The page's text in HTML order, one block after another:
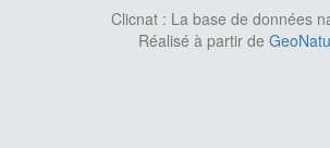
Clicnat : La base de données
Réalisé à partir de